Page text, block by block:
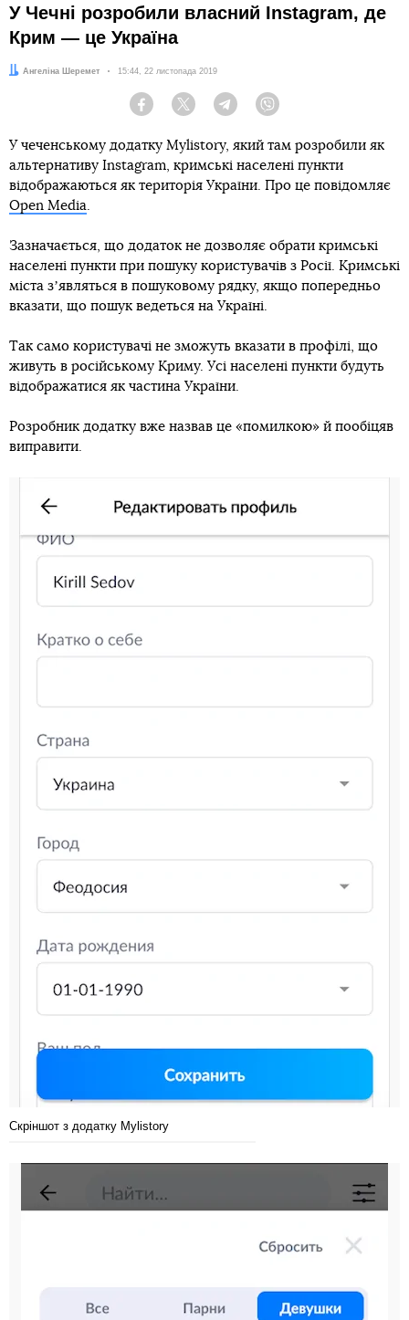
У Чечні розробили власний Instagram, де
Крим — це Україна
Автор:
Ангеліна Шеремет Дата:
15:44, 22 листопада 2019
Facebook Twitter Telegram
У чеченському додатку Mylistory, який там розробили як
альтернативу Instagram, кримські населені пункти
відображаються як територія України. Про це повідомляє
Open Media.
Зазначається, що додаток не дозволяє обрати кримські
населені пункти при пошуку користувачів з Росії. Кримські
міста зʼявляться в пошуковому рядку, якщо попередньо
вказати, що пошук ведеться на Україні.
Так само користувачі не зможуть вказати в профілі, що
живуть в російському Криму. Усі населені пункти будуть
відображатися як частина України.
Розробник додатку вже назвав це «помилкою» й пообіцяв
виправити.
Скріншот з додатку Mylistory